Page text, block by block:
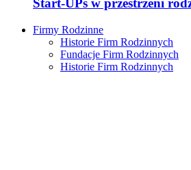
Start-UPs w przestrzeni
Firmy Rodzinne
Historie Firm Rodzinnych
Fundacje Firm Rodzinnych
Historie Firm Rodzinnych